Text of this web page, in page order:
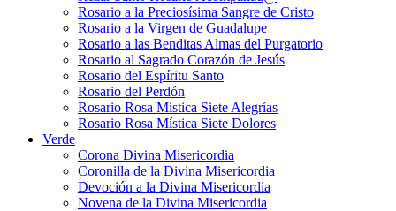
Rosario a la Preciosísima Sangre de Cristo
Rosario a la Virgen de Guadalupe
Rosario a las Benditas Almas del Purgatorio
Rosario al Sagrado Corazón de Jesús
Rosario del Espíritu Santo
Rosario del Perdón
Rosario Rosa Mística Siete Alegrías
Rosario Rosa Mística Siete Dolores
Verde
Corona Divina Misericordia
Coronilla de la Divina Misericordia
Devoción a la Divina Misericordia
Novena de la Divina Misericordia